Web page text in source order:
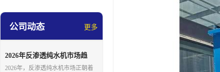
软水设备
公司动态 更多
2026年反渗透纯水机市场趋
势：鑫沣源关注节能与稳定
2026年，反渗透纯水机市场正朝着